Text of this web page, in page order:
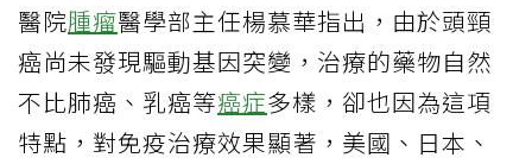
醫院腫瘤醫學部主任楊慕華指出，由於頭頸
癌尚未發現驅動基因突變，治療的藥物自然
不比肺癌、乳癌等癌症多樣，卻也因為這項
特點，對免疫治療效果顯著，美國、日本、